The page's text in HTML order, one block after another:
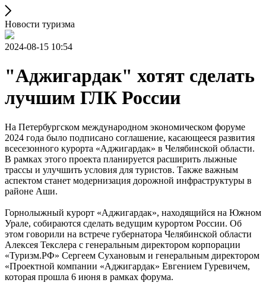
Новости туризма
2024-08-15 10:54
"Аджигардак" хотят сделать
лучшим ГЛК России
На Петербургском международном экономическом форуме
2024 года было подписано соглашение, касающееся развития
всесезонного курорта «Аджигардак» в Челябинской области.
В рамках этого проекта планируется расширить лыжные
трассы и улучшить условия для туристов. Также важным
аспектом станет модернизация дорожной инфраструктуры в
районе Аши.
Горнолыжный курорт «Аджигардак», находящийся на Южном
Урале, собираются сделать ведущим курортом России. Об
этом говорили на встрече губернатора Челябинской области
Алексея Текслера с генеральным директором корпорации
«Туризм.РФ» Сергеем Сухановым и генеральным директором
«Проектной компании «Аджигардак» Евгением Гуревичем,
которая прошла 6 июня в рамках форума.